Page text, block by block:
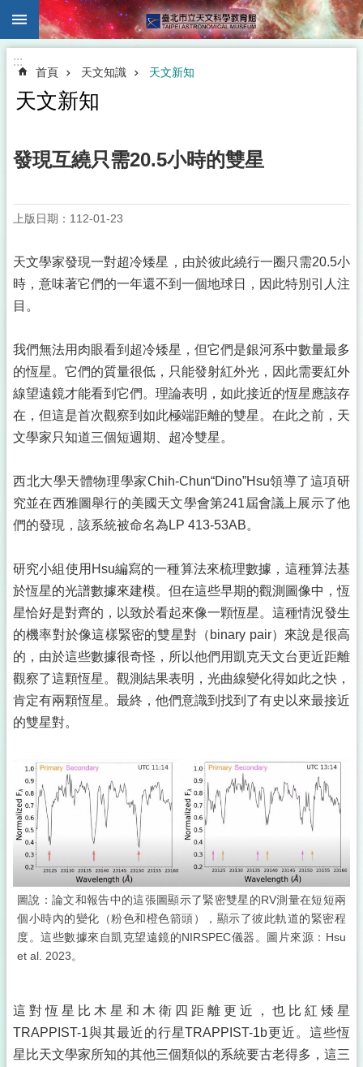
跳到主要內容區塊
:::
首頁 天文知識 天文新知
天文新知
發現互繞只需20.5小時的雙星
上版日期：112-01-23
天文學家發現一對超冷矮星，由於彼此繞行一圈只需20.5小
時，意味著它們的一年還不到一個地球日，因此特別引人注
目。
我們無法用肉眼看到超冷矮星，但它們是銀河系中數量最多
的恆星。它們的質量很低，只能發射紅外光，因此需要紅外
線望遠鏡才能看到它們。理論表明，如此接近的恆星應該存
在，但這是首次觀察到如此極端距離的雙星。在此之前，天
文學家只知道三個短週期、超冷雙星。
西北大學天體物理學家Chih-Chun“Dino”Hsu領導了這項研
究並在西雅圖舉行的美國天文學會第241屆會議上展示了他
們的發現，該系統被命名為LP 413-53AB。
研究小組使用Hsu編寫的一種算法來梳理數據，這種算法基
於恆星的光譜數據來建模。但在這些早期的觀測圖像中，恆
星恰好是對齊的，以致於看起來像一顆恆星。這種情況發生
的機率對於像這樣緊密的雙星對（binary pair）來說是很高
的，由於這些數據很奇怪，所以他們用凱克天文台更近距離
觀察了這顆恆星。觀測結果表明，光曲線變化得如此之快，
肯定有兩顆恆星。最終，他們意識到找到了有史以來最接近
的雙星對。
圖說：論文和報告中的這張圖顯示了緊密雙星的RV測量在短短兩
個小時內的變化（粉色和橙色箭頭），顯示了彼此軌道的緊密程
度。這些數據來自凱克望遠鏡的NIRSPEC儀器。圖片來源：Hsu
et al. 2023。
這對恆星比木星和木衛四距離更近，也比紅矮星
TRAPPIST-1與其最近的行星TRAPPIST-1b更近。這些恆
星比天文學家所知的其他三個類似的系統要古老得多，這三